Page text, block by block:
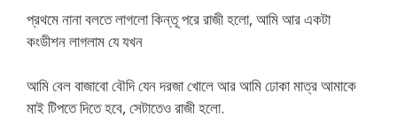
প্রথমে নানা বলতে লাগলো কিন্তূ পরে রাজী হলো, আমি আর একটা
কংডীশন লাগলাম যে যখন
আমি বেল বাজাবো বৌদি যেন দরজা খোলে আর আমি ঢোকা মাত্র আমাকে
মাই টিপতে দিতে হবে, সেটাতেও রাজী হলো.